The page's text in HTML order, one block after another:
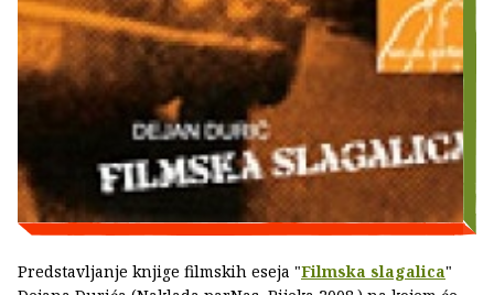
Predstavljanje knjige filmskih eseja "Filmska slagalica"